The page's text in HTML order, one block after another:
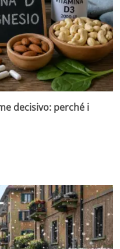
decisivo: perché i